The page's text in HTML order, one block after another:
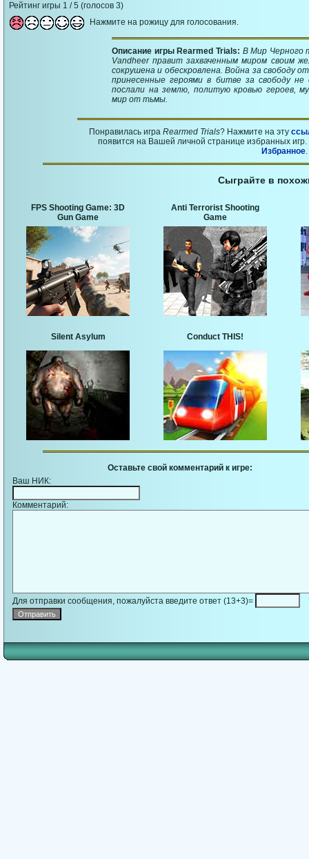
Рейтинг игры 1 / 5 (голосов 3)
Нажмите на рожицу для голосования.
Описание игры Rearmed Trials: В Мир Черного
Vandheer правит захваченным миром своим
сокрушена и обескровлена. Война за свободу
принесенные героями в битве за свободу
послали на землю, политую кровью героев,
мир от тьмы.
Понравилась игра Rearmed Trials? Нажмите на эту
появится на Вашей личной странице избранных
Избранное.
Сыграйте в
FPS Shooting Game: 3D
Gun Game
Anti Terrorist Shooting
Game
Silent Asylum Conduct THIS!
Оставьте свой комментарий к игре:
Ваш НИК:
Комментарий:
Для отправки сообщения, пожалуйста введите ответ (13+3)=